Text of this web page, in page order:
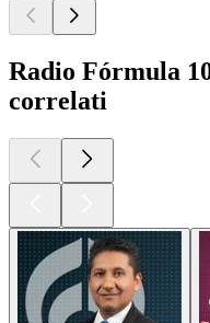
Radio Fórmula
correlati